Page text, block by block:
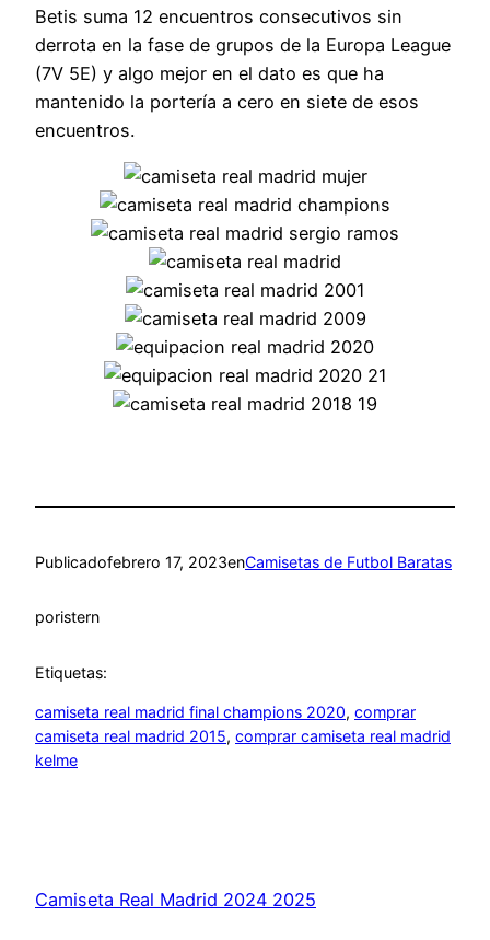
Betis suma 12 encuentros consecutivos sin
derrota en la fase de grupos de la Europa League
(7V 5E) y algo mejor en el dato es que ha
mantenido la portería a cero en siete de esos
encuentros.
Publicadofebrero 17, 2023enCamisetas de Futbol Baratas
poristern
Etiquetas:
camiseta real madrid final champions 2020, comprar
camiseta real madrid 2015, comprar camiseta real madrid
kelme
Camiseta Real Madrid 2024 2025